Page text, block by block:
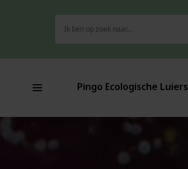
naar:
Pingo Ecologische Luiers